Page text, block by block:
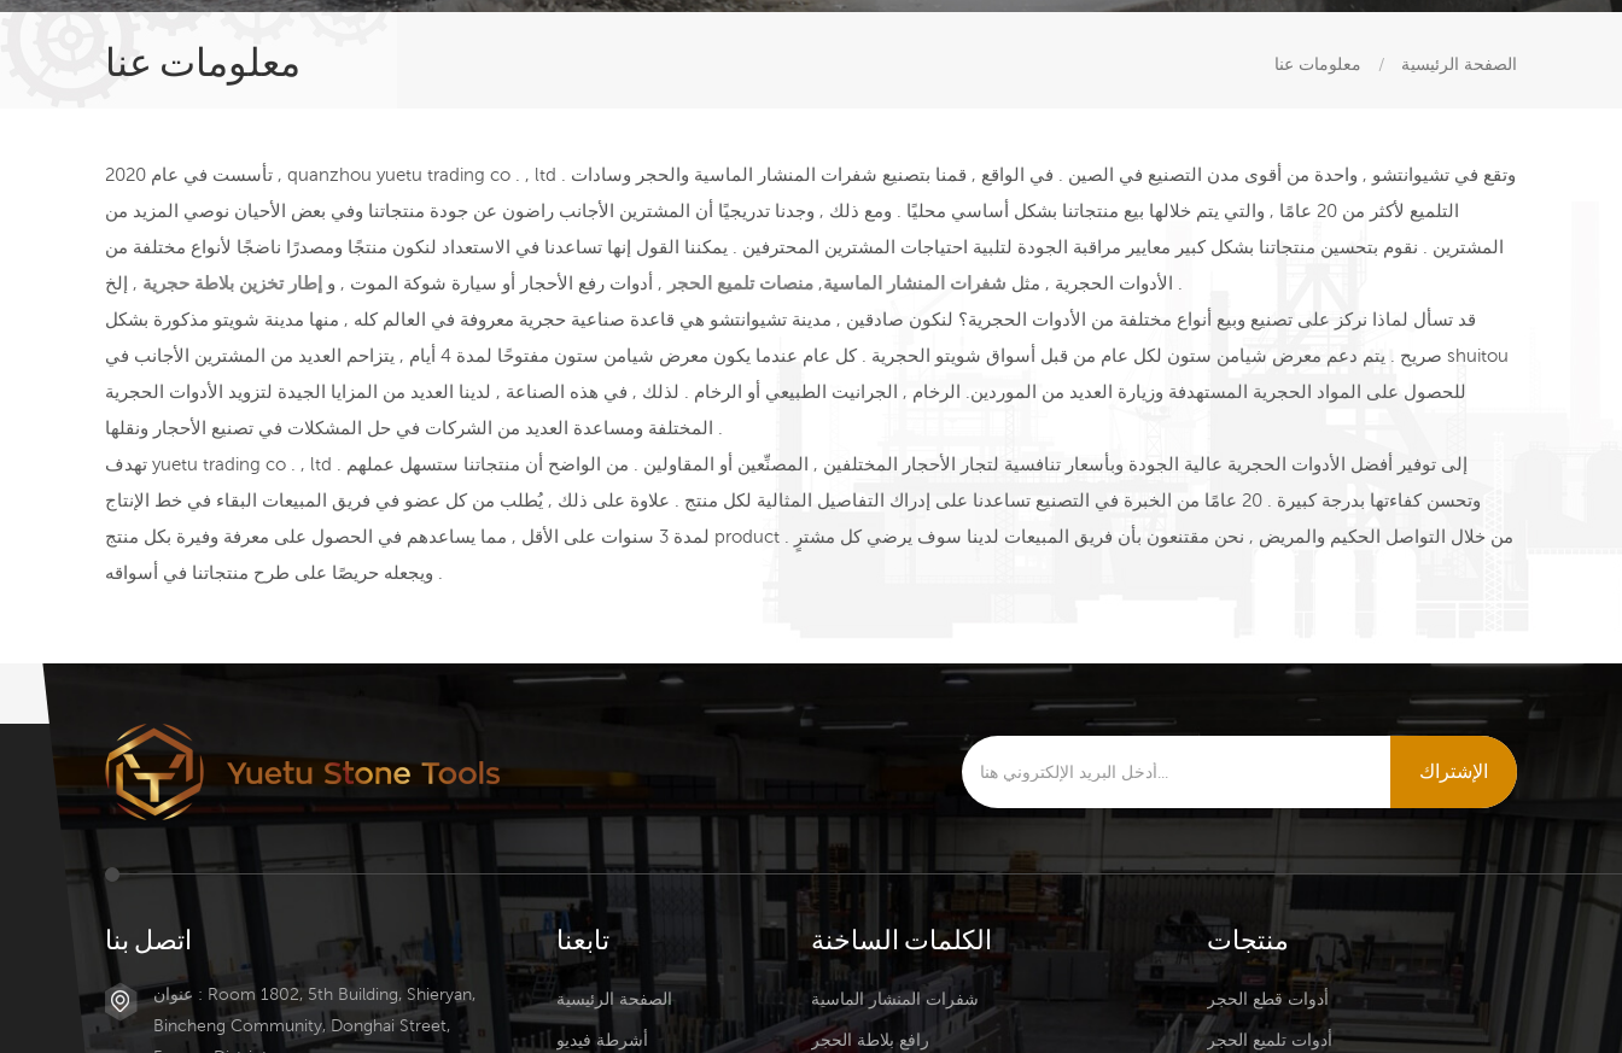
معلومات عنا الصفحة الرئيسية / معلومات عنا
تأسست في عام 2020 , quanzhou yuetu trading co . , ltd . وتقع في تشيوانتشو , واحدة من أقوى مدن التصنيع في الصين . في الواقع , قمنا بتصنيع شفرات المنشار الماسية والحجر وسادات
التلميع لأكثر من 20 عامًا , والتي يتم خلالها بيع منتجاتنا بشكل أساسي محليًا . ومع ذلك , وجدنا تدريجيًا أن المشترين الأجانب راضون عن جودة منتجاتنا وفي بعض الأحيان نوصي المزيد من
المشترين . نقوم بتحسين منتجاتنا بشكل كبير معايير مراقبة الجودة لتلبية احتياجات المشترين المحترفين . يمكننا القول إنها تساعدنا في الاستعداد لنكون منتجًا ومصدرًا ناضجًا لأنواع مختلفة من
الأدوات الحجرية , مثل شفرات المنشار الماسية, منصات تلميع الحجر , أدوات رفع الأحجار أو سيارة شوكة الموت , و إطار تخزين بلاطة حجرية
قد تسأل لماذا نركز على تصنيع وبيع أنواع مختلفة من الأدوات الحجرية؟ لنكون صادقين , مدينة تشيوانتشو هي قاعدة صناعية حجرية معروفة في العالم كله , منها مدينة شويتو مذكورة بشكل
صريح . يتم دعم معرض شيامن ستون لكل عام من قبل أسواق شويتو الحجرية . كل عام عندما يكون معرض شيامن ستون مفتوحًا لمدة 4 أيام , يتزاحم العديد من المشترين الأجانب في shuitou
للحصول على المواد الحجرية المستهدفة وزيارة العديد من الموردين. الرخام , الجرانيت الطبيعي أو الرخام . لذلك , في هذه الصناعة , لدينا العديد من المزايا الجيدة لتزويد الأدوات الحجرية
تهدف yuetu trading co . , ltd . إلى توفير أفضل الأدوات الحجرية عالية الجودة وبأسعار تنافسية لتجار الأحجار المختلفين , المصنِّعين أو المقاولين . من الواضح أن منتجاتنا ستسهل عملهم
وتحسن كفاءتها بدرجة كبيرة . 20 عامًا من الخبرة في التصنيع تساعدنا على إدراك التفاصيل المثالية لكل منتج . علاوة على ذلك , يُطلب من كل عضو في فريق المبيعات البقاء في خط الإنتاج
لمدة 3 سنوات على الأقل , مما يساعدهم في الحصول على معرفة وفيرة بكل منتج product . من خلال التواصل الحكيم والمريض , نحن مقتنعون بأن فريق المبيعات لدينا سوف يرضي كل مشترٍ
الإشتراك
اتصل بنا
عنوان : Room 1802, 5th Building, Shieryan,
Bincheng Community, Donghai Street,
تابعنا
الصفحة الرئيسية
أشرطة فيديو
الكلمات الساخنة
شفرات المنشار الماسية
رافع بلاطة الحجر
منتجات
أدوات قطع الحجر
أدوات تلميع الحجر